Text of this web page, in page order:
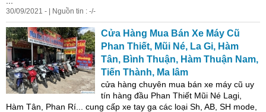
30/09/2021 - | Nguồn tin : -/-
Cửa Hàng Mua Bán Xe Máy Cũ
Phan Thiết, Mũi Né, La Gi, Hàm
Tân, Bình Thuận, Hàm Thuận Nam,
Tiến Thành, Ma lâm
cửa hàng chuyên mua bán xe máy cũ uy
tín hàng đầu Phan Thiết Mũi Né Lagi,
Hàm Tân, Phan Rí... cung cấp xe tay ga các loại Sh, AB, SH mode,